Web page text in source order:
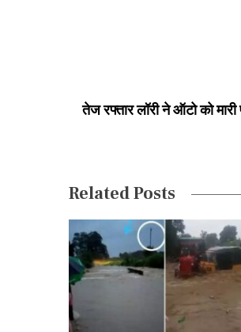
i
o
n
तेज रफ्तार लॉरी ने ऑटो को
Related Posts